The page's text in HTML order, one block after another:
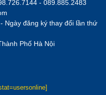
- 089.885.2483
Ngày đăng ký thay đổi lần thứ
Phố Hà Nội